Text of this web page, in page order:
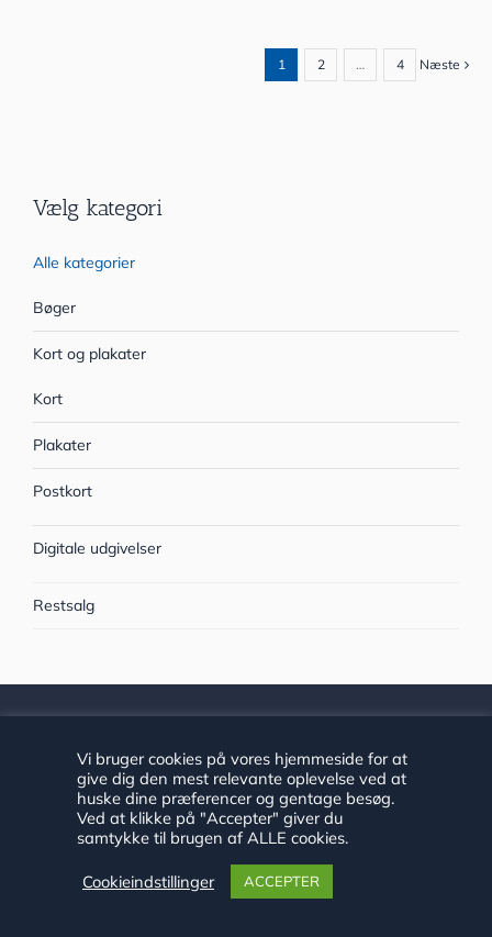
1 2 … 4 Næste
Vælg kategori
Alle kategorier
Bøger
Kort og plakater
Kort
Plakater
Postkort
Digitale udgivelser
Restsalg
HISTORIE HADERSLEV
Historie Haderslev består af et arkiv og to museer med
ansvarsområde i Haderslev Kommune.
Vi bruger cookies på vores hjemmeside for at
give dig den mest relevante oplevelse ved at
huske dine præferencer og gentage besøg.
Ved at klikke på "Accepter" giver du
samtykke til brugen af ALLE cookies.
Cookieindstillinger ACCEPTER